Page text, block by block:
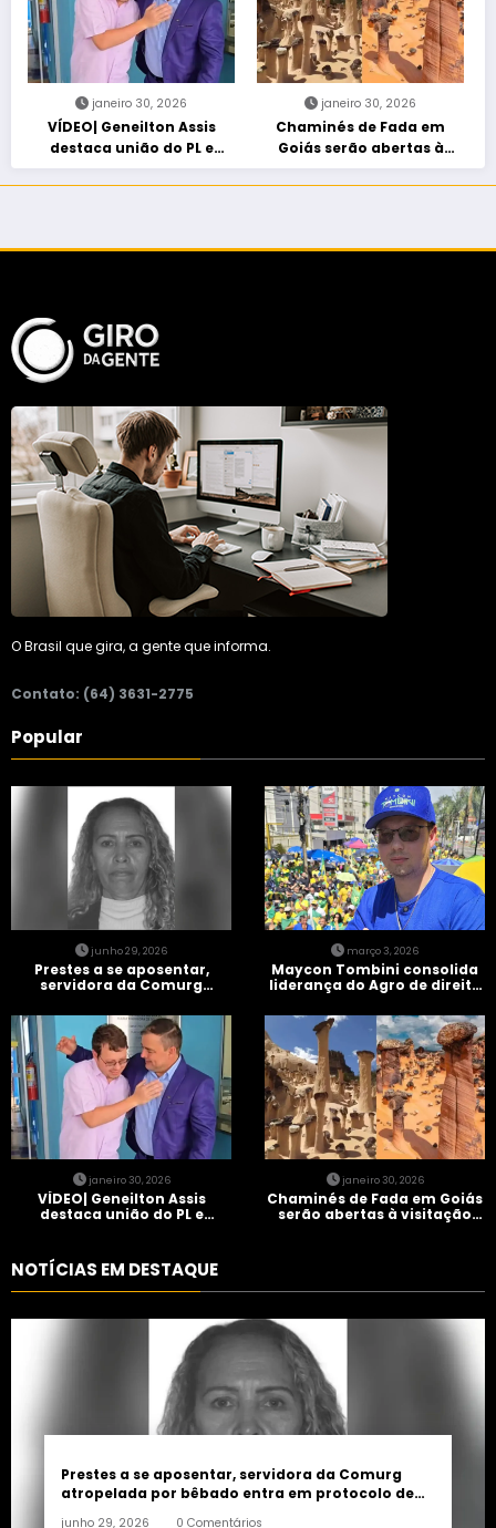
janeiro 30, 2026
VÍDEO| Geneilton Assis
destaca união do PL e
consolidação de apoio a
Maycon Tombini em Jataí
janeiro 30, 2026
Chaminés de Fada em
Goiás serão abertas à
visitação controlada
O Brasil que gira, a gente que informa.
Contato: (64) 3631-2775
Popular
junho 29, 2026
Prestes a se aposentar,
servidora da Comurg
entra em protocolo de
morte encefálica
março 3, 2026
Maycon Tombini consolida
liderança do Agro de direita
Brasil” em Goiânia
janeiro 30, 2026
VÍDEO| Geneilton Assis
destaca união do PL e
janeiro 30, 2026
Chaminés de Fada em Goiás
serão abertas à visitação
NOTÍCIAS EM DESTAQUE
Prestes a se aposentar, servidora da Comurg
atropelada por bêbado entra em protocolo de
junho 29, 2026 0 Comentários